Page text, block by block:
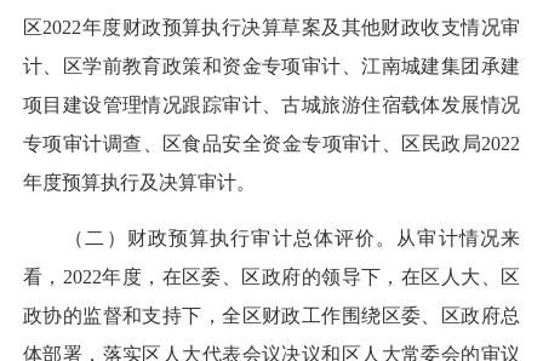
区2022年度财政预算执行决算草案及其他财政收支情况审
计、区学前教育政策和资金专项审计、江南城建集团承建
项目建设管理情况跟踪审计、古城旅游住宿载体发展情况
专项审计调查、区食品安全资金专项审计、区民政局2022
年度预算执行及决算审计。
（二）财政预算执行审计总体评价。从审计情况来
看，2022年度，在区委、区政府的领导下，在区人大、区
政协的监督和支持下，全区财政工作围绕区委、区政府总
体部署，落实区人大代表会议决议和区人大常委会的审议